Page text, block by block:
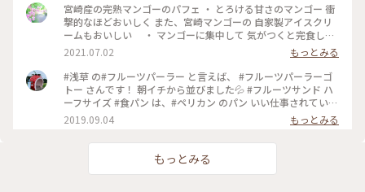
宮崎産の完熟マンゴーのパフェ ・ とろける甘さのマンゴー 衝
撃的なほどおいしく また、宮崎マンゴーの 自家製アイスクリ
ームもおいしい ・ マンゴーに集中して 気がつくと完食して
ました ・ ・ 待ちも多い人気店 この日は梅雨らしいお天気 待
ちもなくいただくことが出来ましたが 行列に並んでも食べた
いゴトーさんのパフェです ・ #フルーツパーラーゴトー#マン
ゴーパフェ#浅草#浅草カフェ#夏色さがし
2021.07.02
もっとみる
#浅草 の#フルーツパーラー と言えば、 #フルーツパーラーゴ
トー さんです！ 朝イチから並びました💦 #フルーツサンド ハ
ーフサイズ #食パン は、#ペリカン のパン いい仕事されていま
2019.09.04 もっとみる
もっとみる